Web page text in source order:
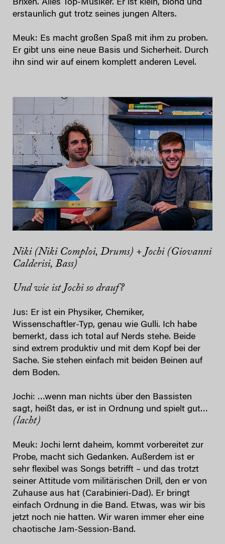
Brixen. Alles Top-Musiker. Er ist klein, blond und
erstaunlich gut trotz seines jungen Alters.
Meuk: Es macht großen Spaß mit ihm zu proben.
Er gibt uns eine neue Basis und Sicherheit. Durch
ihn sind wir auf einem komplett anderen Level.
Niki (Niki Comploi, Drums) + Jochi (Giovanni
Calderisi, Bass)
Und wie ist Jochi so drauf?
Jus: Er ist ein Physiker, Chemiker,
Wissenschaftler-Typ, genau wie Gulli. Ich habe
bemerkt, dass ich total auf Nerds stehe. Beide
sind extrem produktiv und mit dem Kopf bei der
Sache. Sie stehen einfach mit beiden Beinen auf
dem Boden.
Jochi: …wenn man nichts über den Bassisten
sagt, heißt das, er ist in Ordnung und spielt gut…
(lacht)
Meuk: Jochi lernt daheim, kommt vorbereitet zur
Probe, macht sich Gedanken. Außerdem ist er
sehr flexibel was Songs betrifft – und das trotzt
seiner Attitude vom militärischen Drill, den er von
Zuhause aus hat (Carabinieri-Dad). Er bringt
einfach Ordnung in die Band. Etwas, was wir bis
jetzt noch nie hatten. Wir waren immer eher eine
chaotische Jam-Session-Band.